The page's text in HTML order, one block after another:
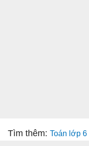
Tìm thêm: Toán lớp 6